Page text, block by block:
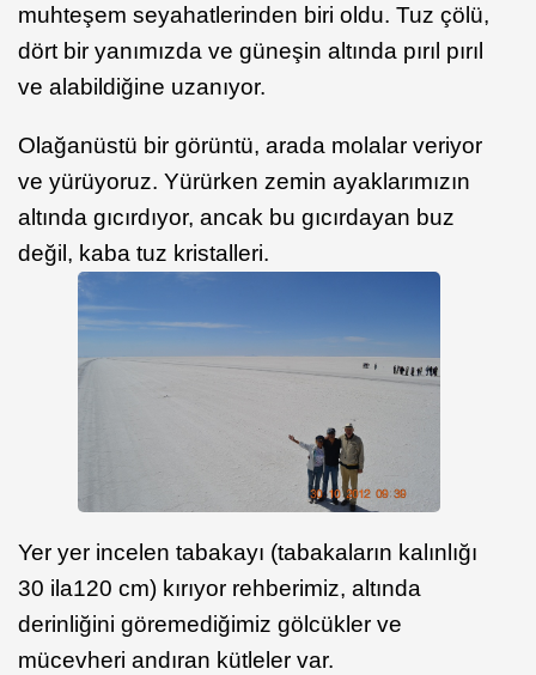
muhteşem seyahatlerinden biri oldu. Tuz çölü,
dört bir yanımızda ve güneşin altında pırıl pırıl
ve alabildiğine uzanıyor.
Olağanüstü bir görüntü, arada molalar veriyor
ve yürüyoruz. Yürürken zemin ayaklarımızın
altında gıcırdıyor, ancak bu gıcırdayan buz
değil, kaba tuz kristalleri.
Yer yer incelen tabakayı (tabakaların kalınlığı
30 ila120 cm) kırıyor rehberimiz, altında
derinliğini göremediğimiz gölcükler ve
mücevheri andıran kütleler var.